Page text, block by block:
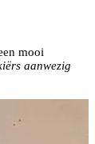
mooi
aanwezig